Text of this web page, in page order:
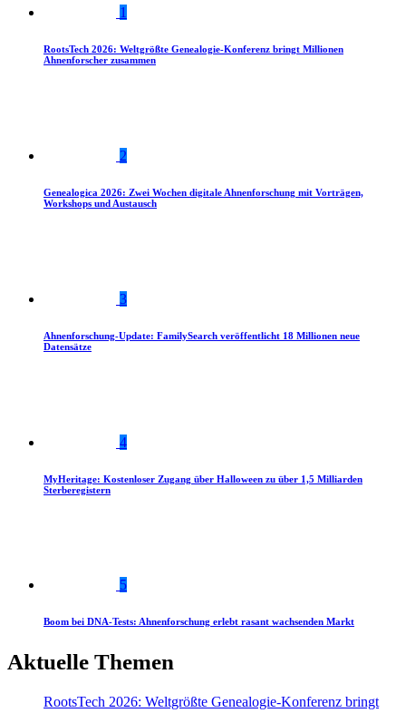
1
RootsTech 2026: Weltgrößte Genealogie-Konferenz bringt Millionen
Ahnenforscher zusammen
2
Genealogica 2026: Zwei Wochen digitale Ahnenforschung mit Vorträgen,
Workshops und Austausch
3
Ahnenforschung-Update: FamilySearch veröffentlicht 18 Millionen neue
Datensätze
4
MyHeritage: Kostenloser Zugang über Halloween zu über 1,5 Milliarden
Sterberegistern
5
Boom bei DNA-Tests: Ahnenforschung erlebt rasant wachsenden Markt
Aktuelle Themen
RootsTech 2026: Weltgrößte Genealogie-Konferenz bringt